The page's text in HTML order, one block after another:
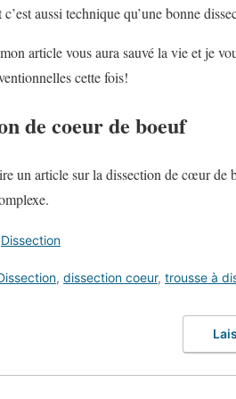
aussi technique qu’une bonne
article vous aura sauvé la vie et je
cette fois!
de coeur de boeuf
un article sur la dissection de cœur de
Dissection
, dissection coeur, trousse à